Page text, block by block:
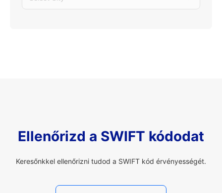
Ellenőrizd a SWIFT kódodat
Keresőnkkel ellenőrizni tudod a SWIFT kód érvényességét.